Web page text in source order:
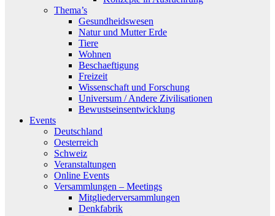
Thema’s
Gesundheidswesen
Natur und Mutter Erde
Tiere
Wohnen
Beschaeftigung
Freizeit
Wissenschaft und Forschung
Universum / Andere Zivilisationen
Bewustseinsentwicklung
Events
Deutschland
Oesterreich
Schweiz
Veranstaltungen
Online Events
Versammlungen – Meetings
Mitgliederversammlungen
Denkfabrik